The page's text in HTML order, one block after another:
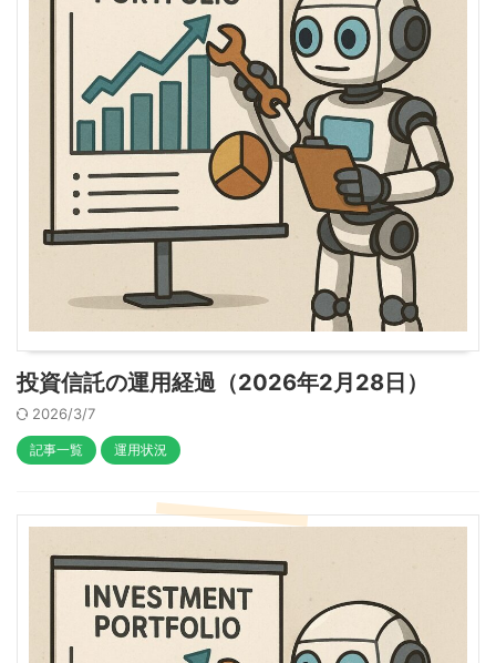
投資信託の運用経過（2026年2月28日）
2026/3/7
記事一覧 運用状況